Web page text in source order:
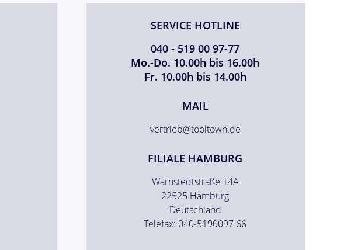
SERVICE HOTLINE
040 - 519 00 97-77
Mo.-Do. 10.00h bis 16.00h
Fr. 10.00h bis 14.00h
MAIL
vertrieb@tooltown.de
FILIALE HAMBURG
Warnstedtstraße 14A
22525 Hamburg
Deutschland
Telefax: 040-5190097 66